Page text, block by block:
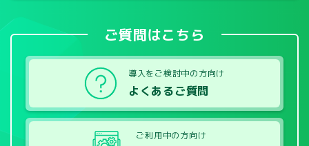
ご質問はこちら
導入をご検討中の方向け
よくあるご質問
ご利用中の方向け